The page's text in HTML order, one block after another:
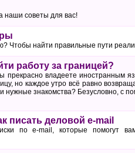
наши советы для вас!
Чтобы найти правильные пути
работу за границей?
прекрасно владеете иностранным
но каждое утро всё равно
знакомства? Безусловно, с
писать деловой e-mail
по e-mail, которые помогут